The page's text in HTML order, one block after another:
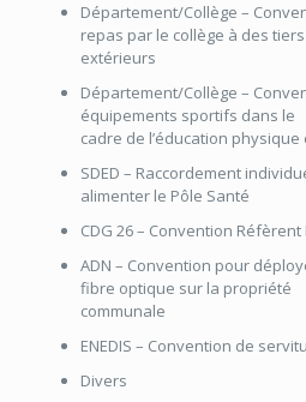
Département/Collège –
repas par le collège à des tiers
extérieurs
Département/Collège –
équipements sportifs dans le
cadre de l’éducation
SDED – Raccordement
alimenter le Pôle Santé
CDG 26 – Convention
ADN – Convention pour
fibre optique sur la propriété
communale
ENEDIS – Convention de
Divers